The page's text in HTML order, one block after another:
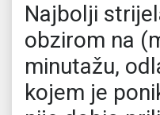
Najbolji
obzirom na
minutažu,
kojem je